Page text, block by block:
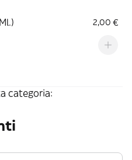
2,00 €
categoria: